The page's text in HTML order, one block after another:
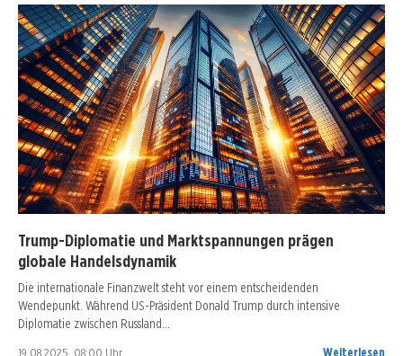
Trump-Diplomatie und Marktspannungen prägen
globale Handelsdynamik
Die internationale Finanzwelt steht vor einem entscheidenden
Wendepunkt. Während US-Präsident Donald Trump durch intensive
Diplomatie zwischen Russland…
19.08.2025, 08:00 Uhr Weiterlesen